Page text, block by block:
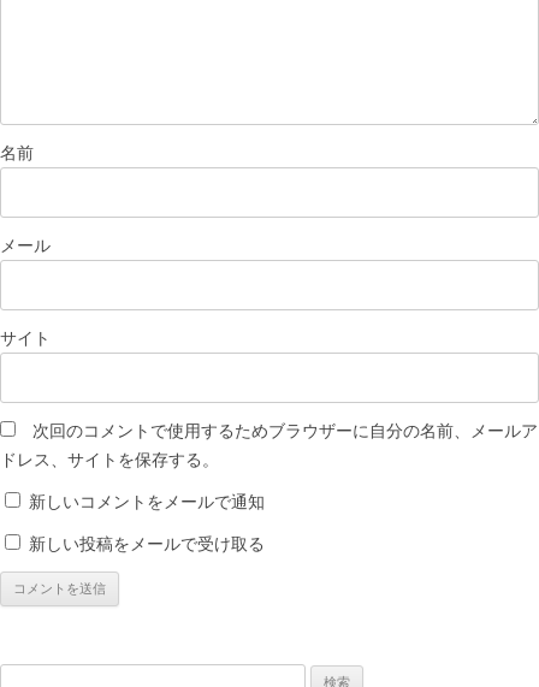
名前
メール
サイト
次回のコメントで使用するためブラウザーに自分の名前、メールア
ドレス、サイトを保存する。
新しいコメントをメールで通知
新しい投稿をメールで受け取る